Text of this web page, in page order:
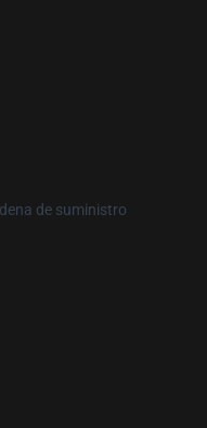
de suministro